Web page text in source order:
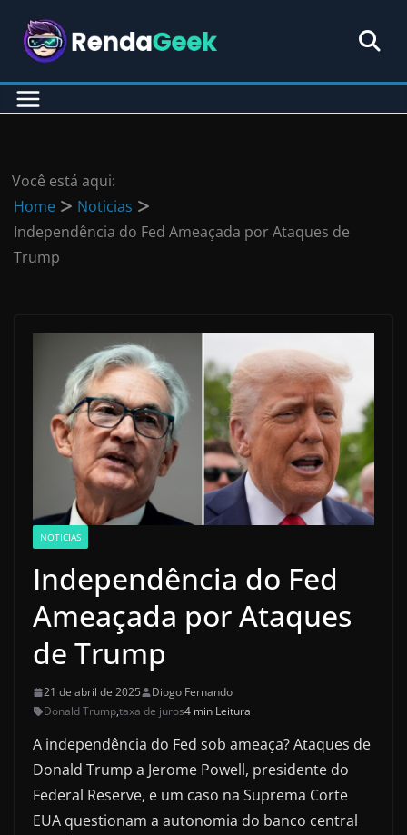
para
conteúdo
Você está aqui:
Home
Noticias
Independência do Fed Ameaçada por Ataques de
Trump
NOTICIAS
Independência do Fed
Ameaçada por Ataques
de Trump
21 de abril de 2025
Diogo Fernando
Donald Trump,taxa de juros4 min Leitura
A independência do Fed sob ameaça? Ataques de
Donald Trump a Jerome Powell, presidente do
Federal Reserve, e um caso na Suprema Corte
EUA questionam a autonomia do banco central